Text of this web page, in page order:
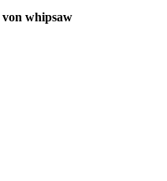
von whipsaw